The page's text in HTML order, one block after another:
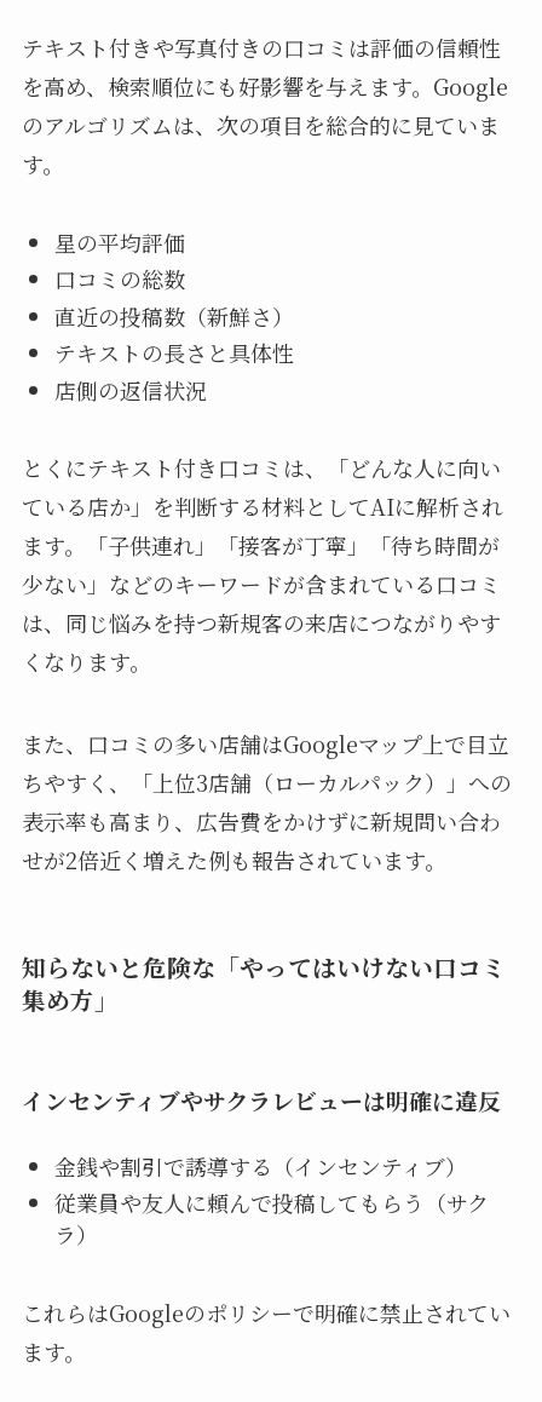
テキスト付きや写真付きの口コミは評価の信頼性
を高め、検索順位にも好影響を与えます。Google
のアルゴリズムは、次の項目を総合的に見ていま
す。
星の平均評価
口コミの総数
直近の投稿数（新鮮さ）
テキストの長さと具体性
店側の返信状況
とくにテキスト付き口コミは、「どんな人に向い
ている店か」を判断する材料としてAIに解析され
ます。「子供連れ」「接客が丁寧」「待ち時間が
少ない」などのキーワードが含まれている口コミ
は、同じ悩みを持つ新規客の来店につながりやす
くなります。
また、口コミの多い店舗はGoogleマップ上で目立
ちやすく、「上位3店舗（ローカルパック）」への
表示率も高まり、広告費をかけずに新規問い合わ
せが2倍近く増えた例も報告されています。
知らないと危険な「やってはいけない口コミ
集め方」
インセンティブやサクラレビューは明確に違反
金銭や割引で誘導する（インセンティブ）
従業員や友人に頼んで投稿してもらう（サク
ラ）
これらはGoogleのポリシーで明確に禁止されてい
ます。